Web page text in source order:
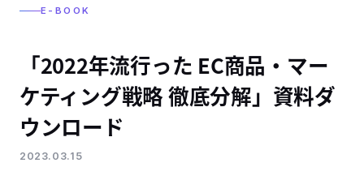
E-BOOK
「2022年流行った EC商品・マー
ケティング戦略 徹底分解」資料ダ
ウンロード
2023.03.15